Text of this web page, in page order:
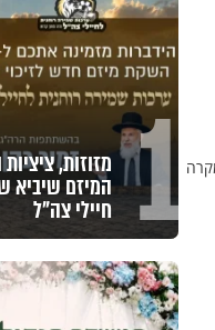
1 מזוזות,
המיזם שיביא
חיילי צה"ל